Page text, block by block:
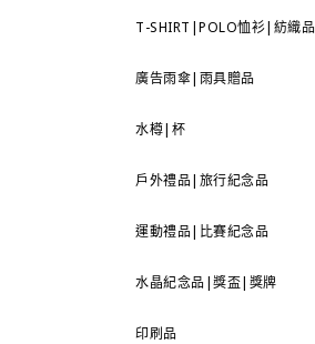
T-SHIRT|POLO恤衫|紡織品
廣告雨傘|雨具贈品
水樽|杯
戶外禮品|旅行紀念品
運動禮品|比賽紀念品
水晶紀念品|獎盃|獎牌
印刷品